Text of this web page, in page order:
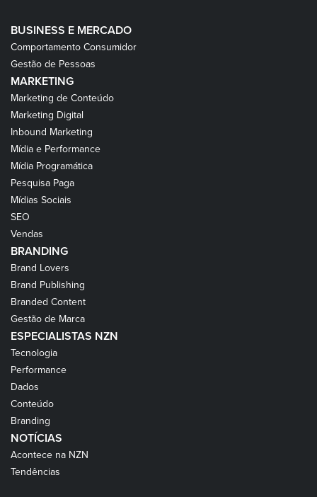
BUSINESS E MERCADO
Comportamento Consumidor
Gestão de Pessoas
MARKETING
Marketing de Conteúdo
Marketing Digital
Inbound Marketing
Mídia e Performance
Mídia Programática
Pesquisa Paga
Mídias Sociais
SEO
Vendas
BRANDING
Brand Lovers
Brand Publishing
Branded Content
Gestão de Marca
ESPECIALISTAS NZN
Tecnologia
Performance
Dados
Conteúdo
Branding
NOTÍCIAS
Acontece na NZN
Tendências